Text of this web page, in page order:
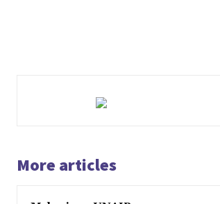
More articles